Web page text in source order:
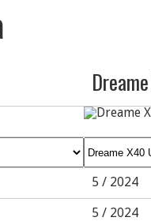
5 / 2024
5 / 2024